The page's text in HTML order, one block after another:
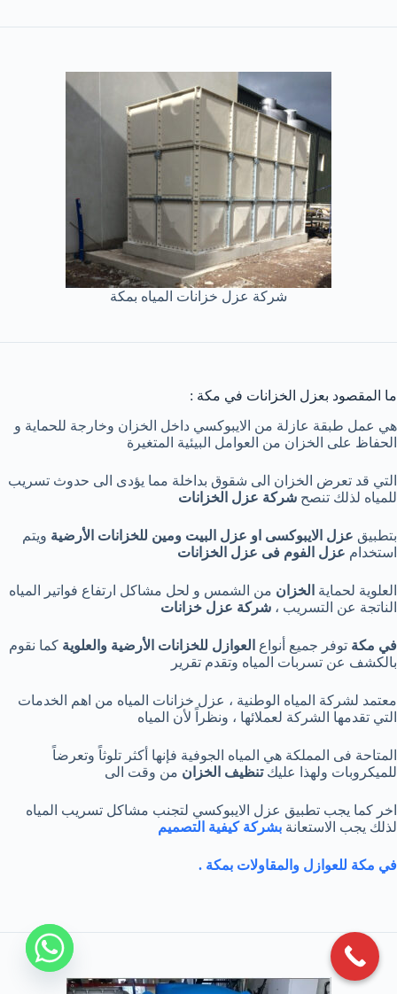
شركة عزل خزانات المياه بمكة
ما المقصود بعزل الخزانات في مكة :
هي عمل طبقة عازلة من الايبوكسي داخل الخزان وخارجة للحماية و
الحفاظ على الخزان من العوامل البيئية المتغيرة
التي قد تعرض الخزان الى شقوق بداخلة مما يؤدى الى حدوث تسريب
للمياه لذلك تنصح شركة عزل الخزانات
بتطبيق عزل الايبوكسى او عزل البيت ومين للخزانات الأرضية ويتم
استخدام عزل الفوم فى عزل الخزانات
العلوية لحماية الخزان من الشمس و لحل مشاكل ارتفاع فواتير المياه
الناتجة عن التسريب ، شركة عزل خزانات
في مكة توفر جميع أنواع العوازل للخزانات الأرضية والعلوية كما نقوم
بالكشف عن تسربات المياه وتقدم تقرير
معتمد لشركة المياه الوطنية ، عزل خزانات المياه من اهم الخدمات
التي تقدمها الشركة لعملائها ، ونظراً لأن المياه
المتاحة فى المملكة هي المياه الجوفية فإنها أكثر تلوثاً وتعرضاً
للميكروبات ولهذا عليك تنظيف الخزان من وقت الى
اخر كما يجب تطبيق عزل الايبوكسي لتجنب مشاكل تسريب المياه
لذلك يجب الاستعانة بشركة كيفية التصميم
في مكة للعوازل والمقاولات بمكة .